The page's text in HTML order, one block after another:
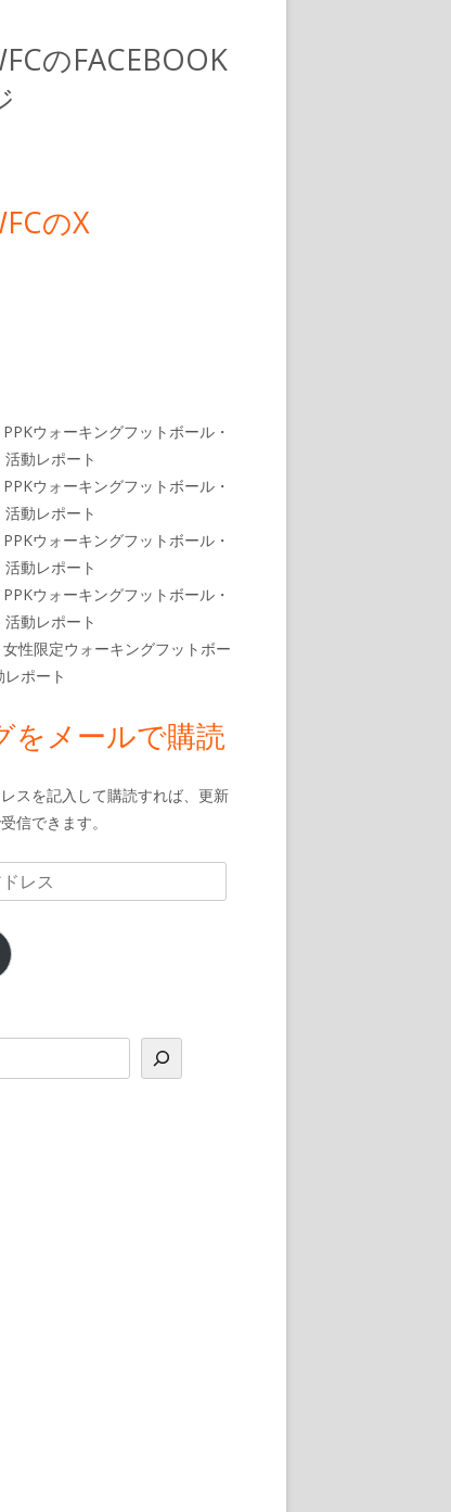
のFACEBOOK
のX
ウォーキングフットボール・
動レポート
ウォーキングフットボール・
動レポート
ウォーキングフットボール・
動レポート
ウォーキングフットボール・
動レポート
性限定ウォーキングフットボー
ポート
をメールで購読
スを記入して購読すれば、更新
信できます。